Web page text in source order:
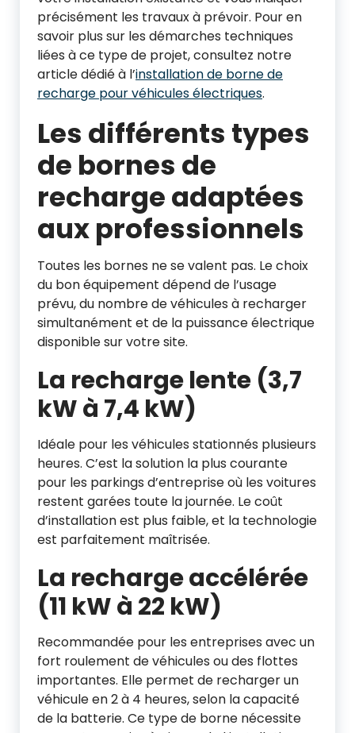
précisément les travaux à prévoir. Pour en
savoir plus sur les démarches techniques
liées à ce type de projet, consultez notre
article dédié à l’installation de borne de
recharge pour véhicules électriques.
Les différents types
de bornes de
recharge adaptées
aux professionnels
Toutes les bornes ne se valent pas. Le choix
du bon équipement dépend de l’usage
prévu, du nombre de véhicules à recharger
simultanément et de la puissance électrique
disponible sur votre site.
La recharge lente (3,7
kW à 7,4 kW)
Idéale pour les véhicules stationnés plusieurs
heures. C’est la solution la plus courante
pour les parkings d’entreprise où les voitures
restent garées toute la journée. Le coût
d’installation est plus faible, et la technologie
est parfaitement maîtrisée.
La recharge accélérée
(11 kW à 22 kW)
Recommandée pour les entreprises avec un
fort roulement de véhicules ou des flottes
importantes. Elle permet de recharger un
véhicule en 2 à 4 heures, selon la capacité
de la batterie. Ce type de borne nécessite